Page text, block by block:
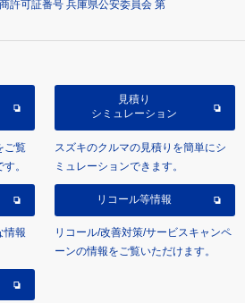
許可証番号 兵庫県公安委員会 第
ご覧
。
見積り
シミュレーション
スズキのクルマの見積りを簡単にシ
ミュレーションできます。
情報
リコール等情報
リコール/改善対策/サービスキャンペ
ーンの情報をご覧いただけます。